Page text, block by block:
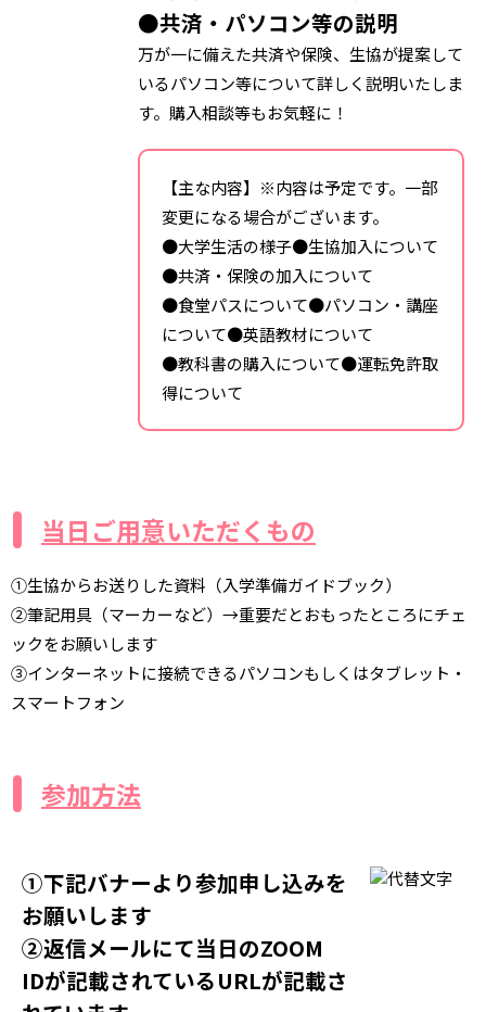
●共済・パソコン等の説明
万が一に備えた共済や保険、生協が提案して
いるパソコン等について詳しく説明いたしま
す。購入相談等もお気軽に！
【主な内容】※内容は予定です。一部
変更になる場合がございます。
●大学生活の様子●生協加入について
●共済・保険の加入について
●食堂パスについて●パソコン・講座
について●英語教材について
●教科書の購入について●運転免許取
得について
当日ご用意いただくもの
①生協からお送りした資料（入学準備ガイドブック）
②筆記用具（マーカーなど）→重要だとおもったところにチェ
ックをお願いします
③インターネットに接続できるパソコンもしくはタブレット・
スマートフォン
参加方法
①下記バナーより参加申し込みを
お願いします
②返信メールにて当日のZOOM
IDが記載されているURLが記載さ